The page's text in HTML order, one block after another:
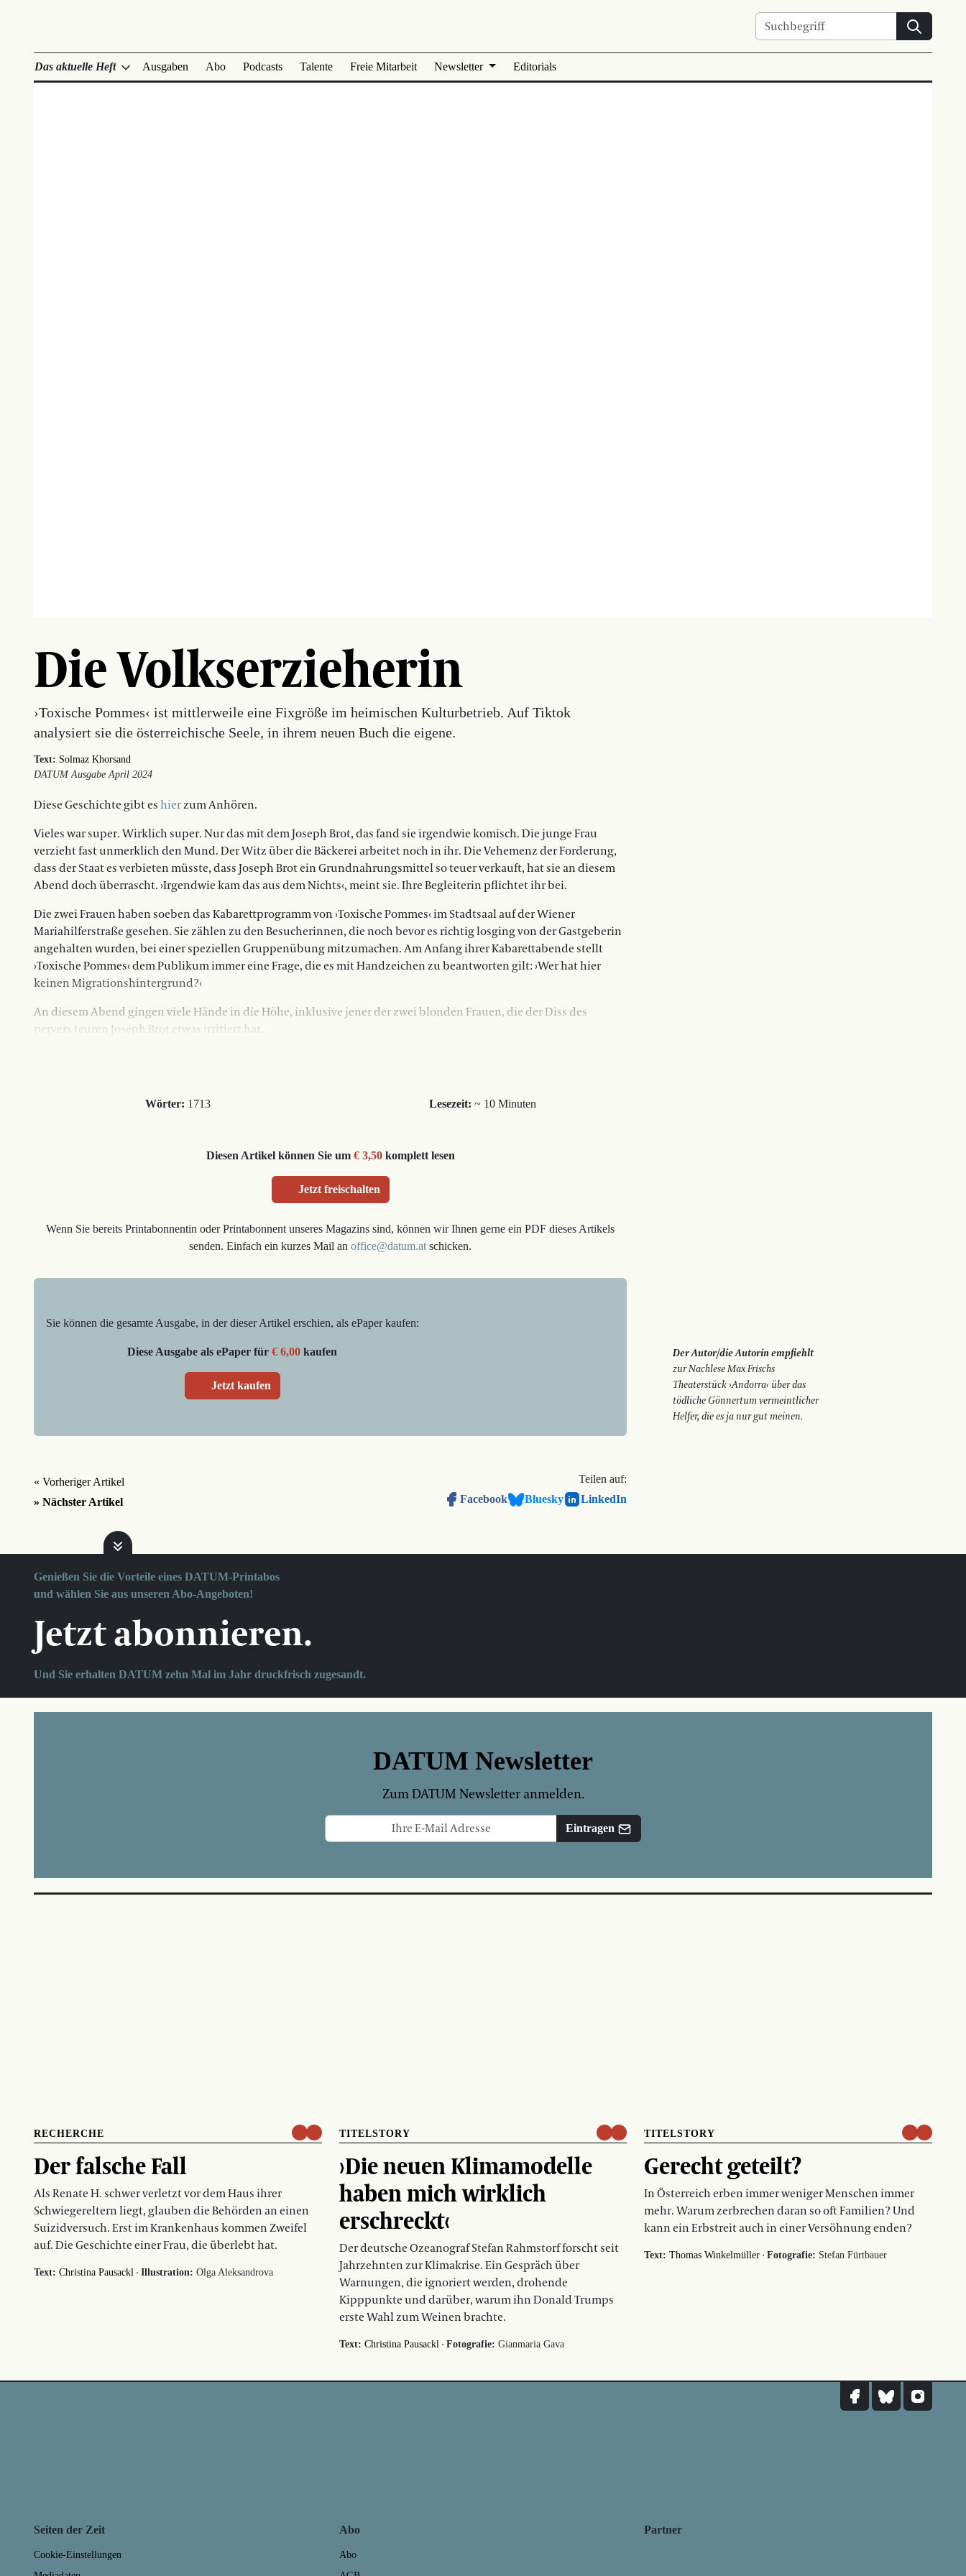
Suchen
Das aktuelle Heft Ausgaben Abo Podcasts Talente Freie Mitarbeit Newsletter Editorials
Die Volkserzieherin
›Toxische Pommes‹ ist mittlerweile eine Fixgröße im heimischen Kulturbetrieb. Auf Tiktok
analysiert sie die österreichische Seele, in ihrem neuen Buch die eigene.
Text: Solmaz Khorsand
DATUM Ausgabe April 2024
Diese Geschichte gibt es hierzum Anhören.
Vieles war super. Wirklich super. Nur das mit dem Joseph Brot, das fand sie irgendwie komisch. Die junge Frau
verzieht fast unmerklich den Mund. Der Witz über die Bäckerei arbeitet noch in ihr. Die Vehemenz der Forderung,
dass der Staat es verbieten müsste, dass Joseph Brot ein Grundnahrungsmittel so teuer verkauft, hat sie an diesem
Abend doch überrascht. ›Irgendwie kam das aus dem Nichts‹, meint sie. Ihre Begleiterin pflichtet ihr bei.
Die zwei Frauen haben soeben das Kabarettprogramm von ›Toxische Pommes‹ im Stadtsaal auf der Wiener
Mariahilferstraße gesehen. Sie zählen zu den Besucherinnen, die noch bevor es richtig losging von der Gastgeberin
angehalten wurden, bei einer speziellen Gruppenübung mitzumachen. Am Anfang ihrer Kabarettabende stellt
›Toxische Pommes‹ dem Publikum immer eine Frage, die es mit Handzeichen zu beantworten gilt: ›Wer hat hier
keinen Migrationshintergrund?‹
An diesem Abend gingen viele Hände in die Höhe, inklusive jener der zwei blonden Frauen, die der Diss des
pervers teuren Joseph Brot etwas irritiert hat.
Wörter: 1713 Lesezeit: ~ 10 Minuten
Diesen Artikel können Sie um € 3,50komplett lesen
Jetzt freischalten
Wenn Sie bereits Printabonnentin oder Printabonnent unseres Magazins sind, können wir Ihnen gerne ein PDF dieses Artikels
senden. Einfach ein kurzes Mail anoffice@datum.at schicken.
Sie können die gesamte Ausgabe, in der dieser Artikel erschien, als ePaper kaufen:
Diese Ausgabe als ePaper für€ 6,00 kaufen
Jetzt kaufen
Der Autor/die Autorin empfiehlt
zur Nachlese Max Frischs
Theaterstück ›Andorra‹ über das
tödliche Gönnertum vermeintlicher
Helfer, die es ja nur gut meinen.
« Vorheriger Artikel
» Nächster Artikel
Teilen auf:
Facebook
Bluesky LinkedIn
Genießen Sie die Vorteile eines DATUM-Printabos
und wählen Sie aus unseren Abo-Angeboten!
Jetzt abonnieren.
Und Sie erhalten DATUM zehn Mal im Jahr druckfrisch zugesandt.
DATUM Newsletter
Zum DATUM Newsletter anmelden.
Eintragen
RECHERCHE
Der falsche Fall
Als Renate H. schwer verletzt vor dem Haus ihrer
Schwiegereltern liegt, glauben die Behörden an einen
Suizidversuch. Erst im Krankenhaus kommen Zweifel
auf. Die Geschichte einer Frau, die überlebt hat.
Text: Christina Pausackl · Illustration: Olga Aleksandrova
TITELSTORY
›Die neuen Klimamodelle
haben mich wirklich
erschreckt‹
Der deutsche Ozeanograf Stefan Rahmstorf forscht seit
Jahrzehnten zur Klimakrise. Ein Gespräch über
Warnungen, die ignoriert werden, drohende
Kipppunkte und darüber, warum ihn Donald Trumps
erste Wahl zum Weinen brachte.
Text: Christina Pausackl· Fotografie: Gianmaria Gava
TITELSTORY
Gerecht geteilt?
In Österreich erben immer weniger Menschen immer
mehr. Warum zerbrechen daran so oft Familien? Und
kann ein Erbstreit auch in einer Versöhnung enden?
Text: Thomas Winkelmüller ·Fotografie: Stefan Fürtbauer
Seiten der Zeit
Cookie-Einstellungen
Abo
Abo
Partner